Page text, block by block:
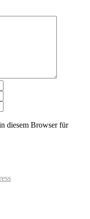
diesem Browser für